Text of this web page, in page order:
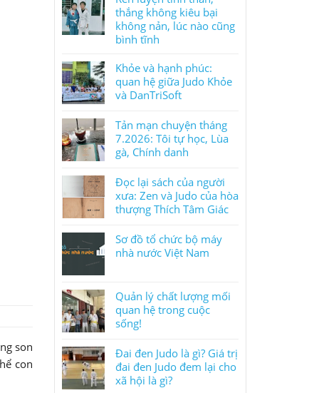
son
con
thắng không kiêu bại
không nản, lúc nào cũng
bình tĩnh
Khỏe và hạnh phúc:
quan hệ giữa Judo Khỏe
và DanTriSoft
Tản mạn chuyện tháng
7.2026: Tôi tự học, Lùa
gà, Chính danh
Đọc lại sách của người
xưa: Zen và Judo của hòa
thượng Thích Tâm Giác
Sơ đồ tổ chức bộ máy
nhà nước Việt Nam
Quản lý chất lượng mối
quan hệ trong cuộc
sống!
Đai đen Judo là gì? Giá trị
đai đen Judo đem lại cho
xã hội là gì?